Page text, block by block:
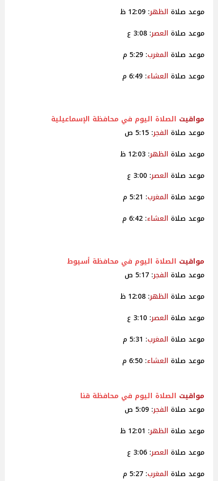
موعد صلاة الظهر: 12:09 ظ
موعد صلاة العصر: 3:08 ع
موعد صلاة المغرب: 5:29 م
موعد صلاة العشاء: 6:49 م
مواقيت الصلاة اليوم في محافظة الإسماعيلية
موعد صلاة الفجر: 5:15 ص
موعد صلاة الظهر: 12:03 ظ
موعد صلاة العصر: 3:00 ع
موعد صلاة المغرب: 5:21 م
موعد صلاة العشاء: 6:42 م
مواقيت الصلاة اليوم في محافظة أسيوط
موعد صلاة الفجر: 5:17 ص
موعد صلاة الظهر: 12:08 ظ
موعد صلاة العصر: 3:10 ع
موعد صلاة المغرب: 5:31 م
موعد صلاة العشاء: 6:50 م
مواقيت الصلاة اليوم في محافظة قنا
موعد صلاة الفجر: 5:09 ص
موعد صلاة الظهر: 12:01 ظ
موعد صلاة العصر: 3:06 ع
موعد صلاة المغرب: 5:27 م